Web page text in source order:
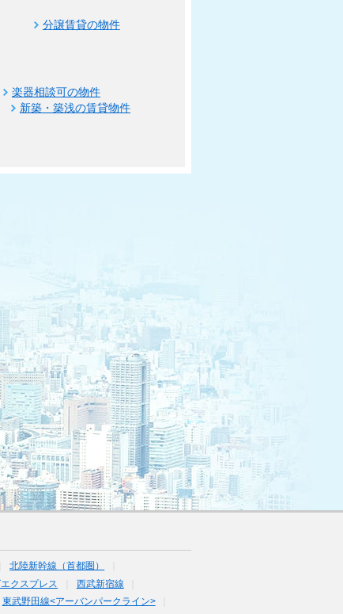
分譲賃貸の物件
楽器相談可の物件
新築・築浅の賃貸物件
北陸新幹線（首都圏）
クスプレス
西武新宿線
東武野田線<アーバンパークライン>